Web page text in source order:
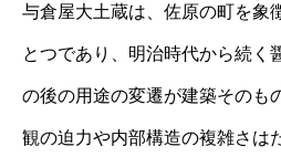
与倉屋大土蔵は、佐原の町を象
とつであり、明治時代から続く
の後の用途の変遷が建築そのも
観の迫力や内部構造の複雑さは